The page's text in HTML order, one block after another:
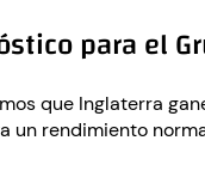
para el
que Inglaterra
un rendimiento